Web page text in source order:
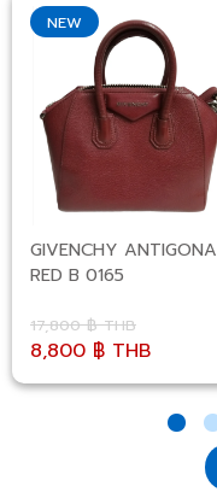
NEW
GIVENCHY ANTIGONA
RED B 0165
17,800 ฿ THB
8,800 ฿ THB